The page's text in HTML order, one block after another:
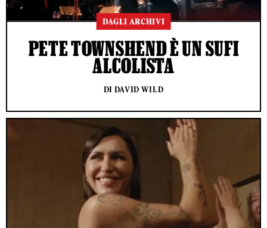
DAGLI ARCHIVI
PETE TOWNSHEND È UN SUFI
ALCOLISTA
DI DAVID WILD